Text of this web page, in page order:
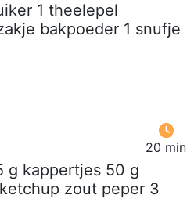
1 theelepel
bakpoeder 1 snufje
20 min
g kappertjes 50 g
zout peper 3